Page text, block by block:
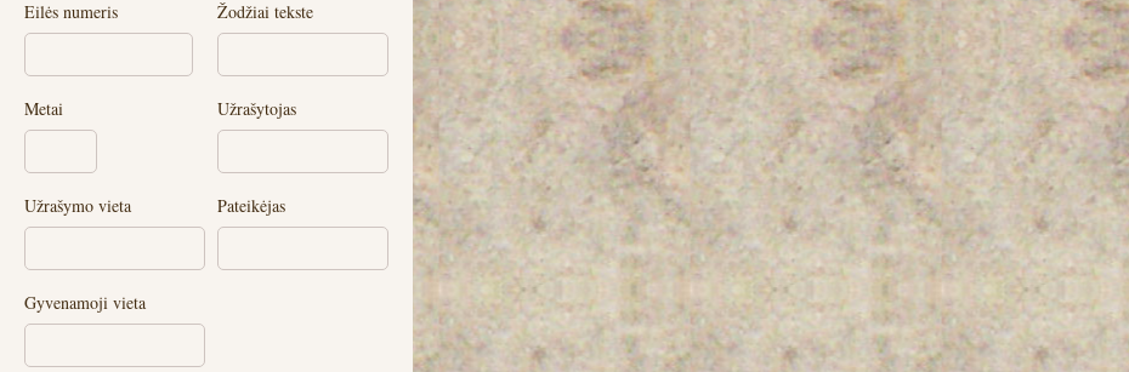
Eilės numeris Žodžiai tekste
Metai Užrašytojas
Užrašymo vieta Pateikėjas
Gyvenamoji vieta